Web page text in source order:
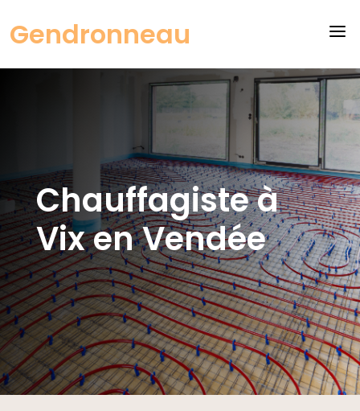
Gendronneau a
Chauffagiste à
Vix en Vendée